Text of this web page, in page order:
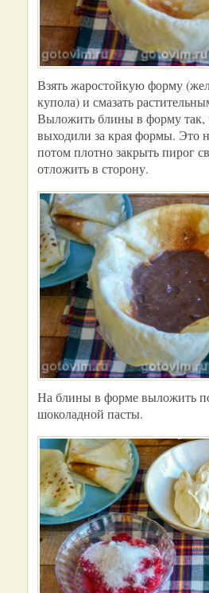
Взять жаростойкую форму
купола) и смазать
Выложить блины в форму так,
выходили за края формы. Это
потом плотно закрыть пирог
отложить в сторону.
На блины в форме выложить
шоколадной пасты.